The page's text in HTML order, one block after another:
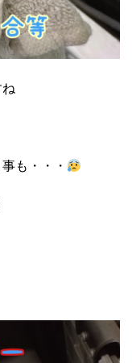
も・・・